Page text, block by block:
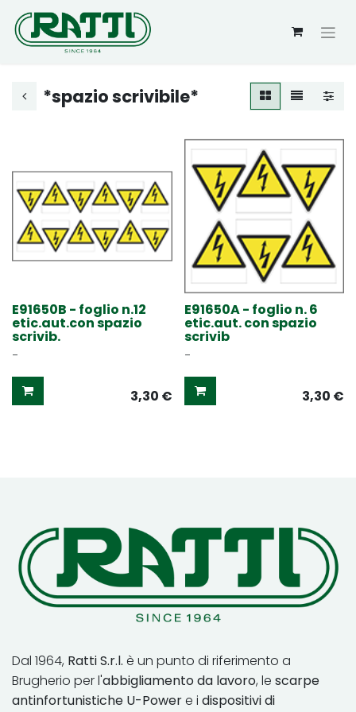
*spazio scrivibile*
E91650B - foglio n.12
etic.aut.con spazio
scrivib.
-
3,30 €
E91650A - foglio n. 6
etic.aut. con spazio
scrivib
-
3,30 €
Dal 1964, Ratti S.r.l. è un punto di riferimento a
Brugherio per l'abbigliamento da lavoro, le scarpe
antinfortunistiche U-Powere i dispositivi di